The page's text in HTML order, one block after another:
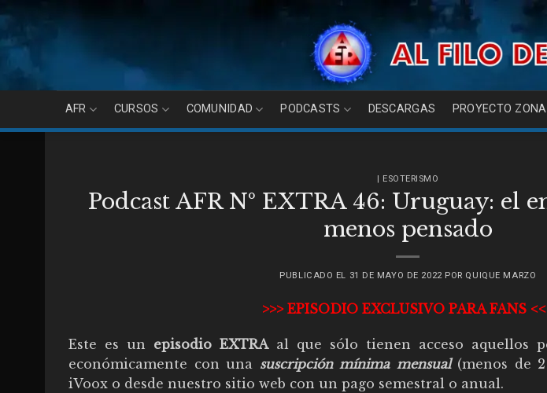
content
AFR CURSOS COMUNIDAD PODCASTS DESCARGAS PROYECTO
| ESOTERISMO
Podcast AFR Nº EXTRA 46: Uruguay: el
menos pensado
PUBLICADO EL 31 DE MAYO DE 2022 POR QUIQUE MARZO
>>> EPISODIO EXCLUSIVO PARA FANS
Este es un episodio EXTRAal que sólo tienen acceso aquellos
económicamente con una suscripción mínima mensual(menos de
iVoox o desde nuestro sitio web con un pago semestral o anual.